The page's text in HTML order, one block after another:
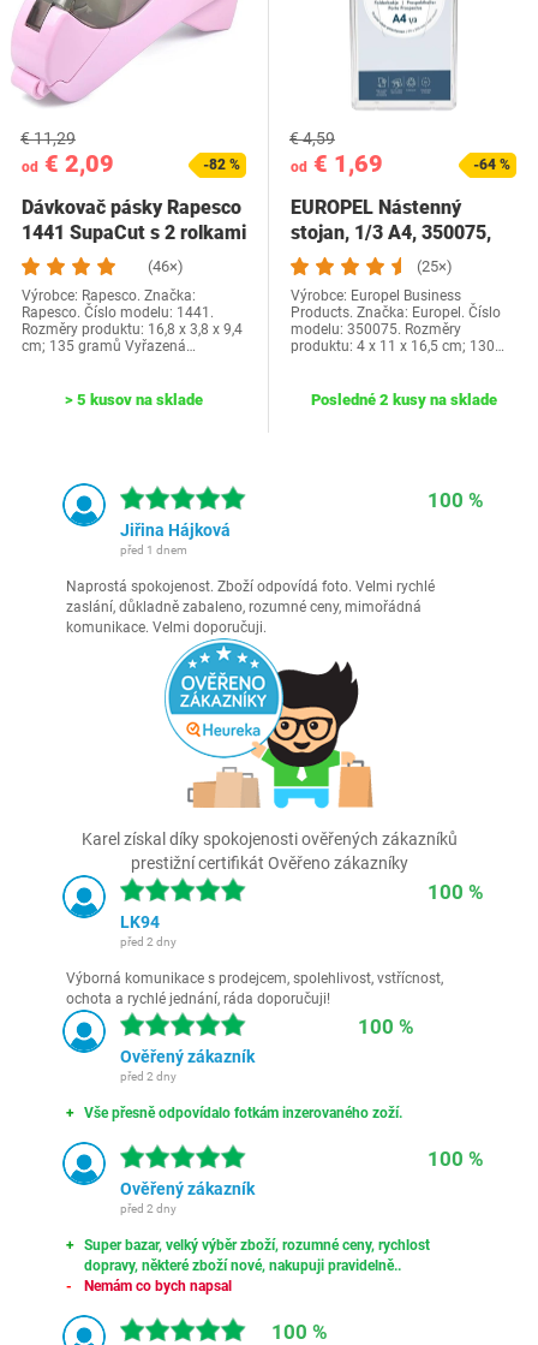
od € 2,09
€ 11,29
-82 %
Dávkovač pásky Rapesco
1441 SupaCut s 2 rolkami
pásky,…
(46×)
Výrobce: Rapesco. Značka:
Rapesco. Číslo modelu: 1441.
Rozměry produktu: 16,8 x 3,8 x 9,4
cm; 135 gramů Vyřazená…
> 5 kusov na sklade
od € 1,69
€ 4,59
-64 %
EUROPEL Nástenný
stojan, 1/3 A4, 350075,
priehľadný pevný…
(25×)
Výrobce: Europel Business
Products. Značka: Europel. Číslo
modelu: 350075. Rozměry
produktu: 4 x 11 x 16,5 cm; 130…
Posledné 2 kusy na sklade
100 %
Jiřina Hájková
před 1 dnem
Naprostá spokojenost. Zboží odpovídá foto. Velmi rychlé
zaslání, důkladně zabaleno, rozumné ceny, mimořádná
komunikace. Velmi doporučuji.
Karel získal díky spokojenosti ověřených zákazníků
prestižní certifikát Ověřeno zákazníky
100 %
LK94
před 2 dny
Výborná komunikace s prodejcem, spolehlivost, vstřícnost,
ochota a rychlé jednání, ráda doporučuji!
100 %
Ověřený zákazník
před 2 dny
Vše přesně odpovídalo fotkám inzerovaného zoží.
100 %
Ověřený zákazník
před 2 dny
Super bazar, velký výběr zboží, rozumné ceny, rychlost
dopravy, některé zboží nové, nakupuji pravidelně..
Nemám co bych napsal
100 %